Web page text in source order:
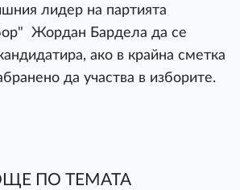
лидер на партията
Жордан Бардела да се
ако в крайна сметка
да участва в изборите.
ПО ТЕМАТА